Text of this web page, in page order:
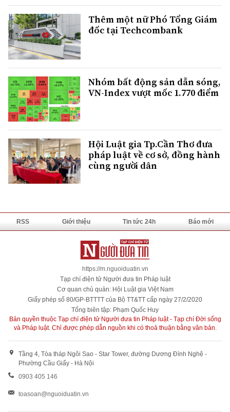
Thêm một nữ Phó Tổng Giám
đốc tại Techcombank
Nhóm bất động sản dẫn sóng,
VN-Index vượt mốc 1.770 điểm
Hội Luật gia Tp.Cần Thơ đưa
pháp luật về cơ sở, đồng hành
cùng người dân
RSS Giới thiệu Tin tức 24h Báo mới
https://m.nguoiduatin.vn
Tạp chí điện tử Người đưa tin Pháp luật
Cơ quan chủ quản: Hội Luật gia Việt Nam
Giấy phép số 80/GP-BTTTT của Bộ TT&TT cấp ngày 27/2/2020
Tổng biên tập: Phạm Quốc Huy
Bản quyền thuộc Tạp chí điện tử Người đưa tin Pháp luật - Tạp chí Đời sống
và Pháp luật. Chỉ được phép dẫn nguồn khi có thoả thuận bằng văn bản.
Tầng 4, Tòa tháp Ngôi Sao - Star Tower, đường Dương Đình Nghệ -
Phường Cầu Giấy - Hà Nội
0903 405 146
toasoan@nguoiduatin.vn